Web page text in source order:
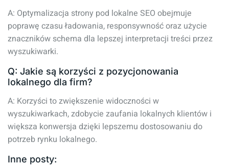
A: Optymalizacja strony pod lokalne SEO obejmuje
poprawę czasu ładowania, responsywność oraz użycie
znaczników schema dla lepszej interpretacji treści przez
wyszukiwarki.
Q: Jakie są korzyści z pozycjonowania
lokalnego dla firm?
A: Korzyści to zwiększenie widoczności w
wyszukiwarkach, zdobycie zaufania lokalnych klientów i
większa konwersja dzięki lepszemu dostosowaniu do
potrzeb rynku lokalnego.
Inne posty: